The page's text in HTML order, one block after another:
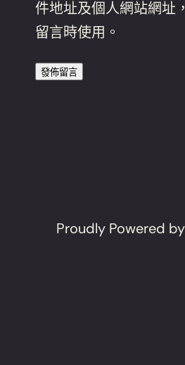
件地址及個人網站網址
留言時使用。
Proudly Powered by